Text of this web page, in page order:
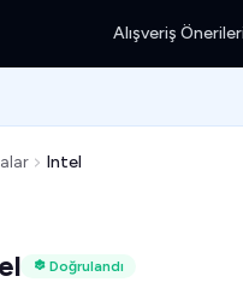
Alışveriş Önerileri
Intel
Doğrulandı